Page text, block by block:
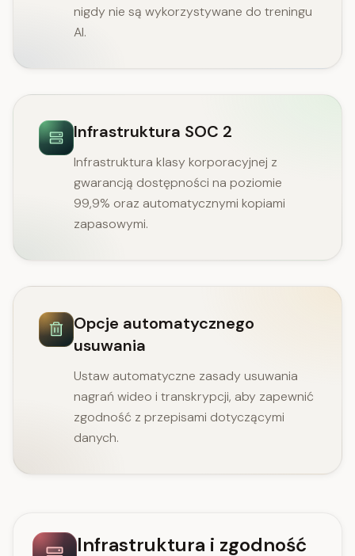
nigdy nie są wykorzystywane do treningu
AI.
Infrastruktura SOC 2
Infrastruktura klasy korporacyjnej z
gwarancją dostępności na poziomie
99,9% oraz automatycznymi kopiami
zapasowymi.
Opcje automatycznego
usuwania
Ustaw automatyczne zasady usuwania
nagrań wideo i transkrypcji, aby zapewnić
zgodność z przepisami dotyczącymi
danych.
Infrastruktura i zgodność